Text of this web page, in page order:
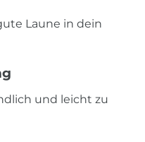
Laune in dein
und leicht zu